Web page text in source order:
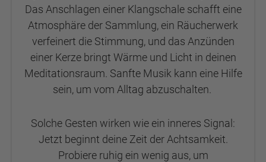
Das Anschlagen einer Klangschale schafft eine
Atmosphäre der Sammlung, ein Räucherwerk
verfeinert die Stimmung, und das Anzünden
einer Kerze bringt Wärme und Licht in deinen
Meditationsraum. Sanfte Musik kann eine Hilfe
sein, um vom Alltag abzuschalten.
Solche Gesten wirken wie ein inneres Signal:
Jetzt beginnt deine Zeit der Achtsamkeit.
Probiere ruhig ein wenig aus, um